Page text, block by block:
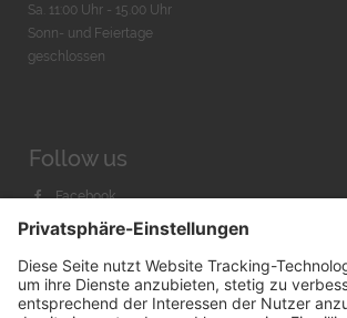
Sa. 11:00 Uhr - 15.00 Uhr
Sonn- und Feiertage
geschlossen
Follow us
Facebook
Instagram
Youtube